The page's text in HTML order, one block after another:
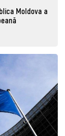
Moldova a